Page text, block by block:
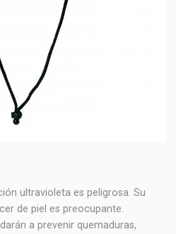
ultravioleta es peligrosa. Su
de piel es preocupante.
a prevenir quemaduras,